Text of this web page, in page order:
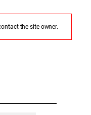
the site owner.